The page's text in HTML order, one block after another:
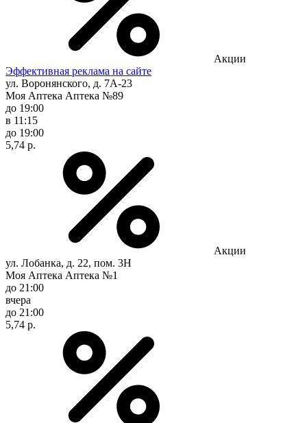
Акции
Эффективная реклама на сайте
ул. Воронянского, д. 7А-23
Моя Аптека Аптека №89
до 19:00
в 11:15
до 19:00
5,74 р.
Акции
ул. Лобанка, д. 22, пом. 3Н
Моя Аптека Аптека №1
до 21:00
вчера
до 21:00
5,74 р.